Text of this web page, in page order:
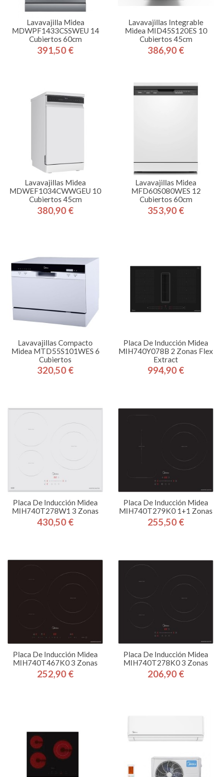
Lavavajilla Midea
MDWPF1433CSSWEU 14
Cubiertos 60cm
Precio
391,50 €
Lavavajillas Integrable
Midea MID45S120ES 10
Cubiertos 45cm
Precio
386,90 €
Lavavajillas Midea
MDWEF1034CWWGEU 10
Cubiertos 45cm
Precio
380,90 €
Lavavajillas Midea
MFD60S080WES 12
Cubiertos 60cm
Precio
353,90 €
Lavavajillas Compacto
Midea MTD55S101WES 6
Cubiertos
Precio
320,50 €
Placa De Inducción Midea
MIH740Y078B 2 Zonas Flex
Extract
Precio
994,90 €
Placa De Inducción Midea
MIH740T278W1 3 Zonas
Precio
430,50 €
Placa De Inducción Midea
MIH740T279K0 1+1 Zonas
Precio
255,50 €
Placa De Inducción Midea
MIH740T467K0 3 Zonas
Precio
252,90 €
Placa De Inducción Midea
MIH740T278K0 3 Zonas
Precio
206,90 €